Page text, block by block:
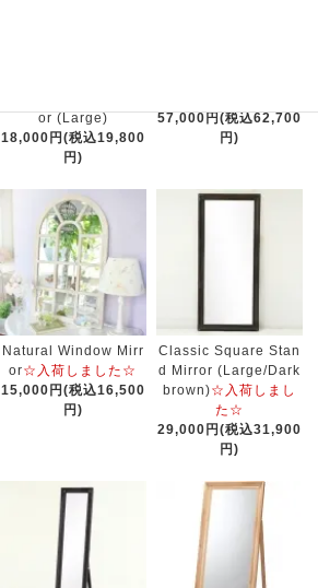
or (Large)
18,000円(税込19,800
円)
57,000円(税込62,700
円)
Natural Window Mirr
or☆入荷しました☆
15,000円(税込16,500
円)
Classic Square Stan
d Mirror (Large/Dark
brown)☆入荷しまし
た☆
29,000円(税込31,900
円)